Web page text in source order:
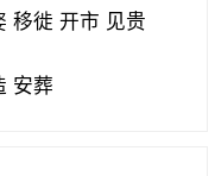
移徙 开市 见贵
安葬